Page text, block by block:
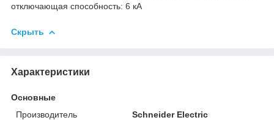
отключающая способность: 6 кА
Скрыть
Характеристики
Основные
Производитель
Schneider Electric